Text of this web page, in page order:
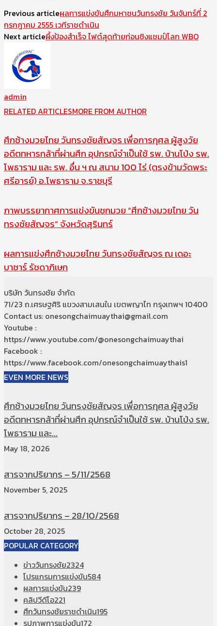
Previous articleผลการแข่งขันศึกมหาชนวันทรงชัย วันจันทร์ที่ 2
กรกฎาคม 2555 เวทีราชดำเนิน
Next articleผึ้งป้องสำเร็จ ไฟต์สุดท้ายก่อนชิงแชมป์โลก WBO
admin
RELATED ARTICLESMORE FROM AUTHOR
ศึกช้างมวยไทย วันทรงชัยสัญจร เพื่อการกุศล ผู้สูงวัย
อดีตทหารกล้าที่ผ่านศึก อุปกรณ์จำเป็นใช้ รพ. บ้านโป่ง รพ.
โพธาราม และ รพ. อื่น ฯ ณ สนาม 100 ไร่ (ตรงข้ามวัดพระ
ศรีอารย์) อ.โพธาราม จ.ราชบุรี
ภาพบรรยากาศการแข่งขันชกมวย “ศึกช้างมวยไทย วัน
ทรงชัยสัญจร” จังหวัดสุรินทร์
ผลการแข่งศึกช้างมวยไทย วันทรงชัยสัญจร ณ เดอะ
บาซาร์ รัชดาภิเษก
บริษัท วันทรงชัย จำกัด
71/23 ถ.เศรษฐศิริ แขวงสามเสนใน เขตพญาไท กรุงเทพฯ 10400
Contact us: onesongchaimuaythai@gmail.com
Youtube :
https://www.youtube.com/@onesongchaimuaythai
Facebook :
https://www.facebook.com/onesongchaimuaythais1
EVEN MORE NEWS
ศึกช้างมวยไทย วันทรงชัยสัญจร เพื่อการกุศล ผู้สูงวัย
อดีตทหารกล้าที่ผ่านศึก อุปกรณ์จำเป็นใช้ รพ. บ้านโป่ง รพ.
โพธาราม และ...
May 18, 2026
สารจากปริยากร – 5/11/2568
November 5, 2025
สารจากปริยากร – 28/10/2568
October 28, 2025
POPULAR CATEGORY
ข่าววันทรงชัย2324
โปรแกรมการแข่งขัน584
ผลการแข่งขัน239
คลิปวีดีโอ221
ศึกวันทรงชัยราชดำเนิน195
รูปภาพการแข่งขัน172